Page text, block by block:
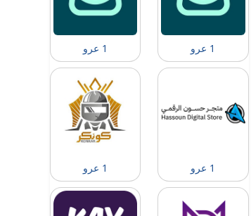
1 عرو 1 عرو
1 عرو 1 عرو